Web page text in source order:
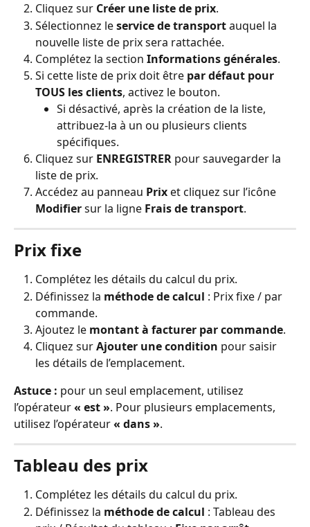
Cliquez sur Créer une liste de prix.
Sélectionnez le service de transport auquel la
nouvelle liste de prix sera rattachée.
Complétez la section Informations générales.
Si cette liste de prix doit être par défaut pour
TOUS les clients, activez le bouton.
Si désactivé, après la création de la liste,
attribuez-la à un ou plusieurs clients
spécifiques.
Cliquez sur ENREGISTRER pour sauvegarder la
liste de prix.
Accédez au panneau Prix et cliquez sur l’icône
Modifier sur la ligne Frais de transport.
Prix fixe
Complétez les détails du calcul du prix.
Définissez la méthode de calcul : Prix fixe / par
commande.
Ajoutez le montant à facturer par commande.
Cliquez sur Ajouter une condition pour saisir
les détails de l’emplacement.
Astuce : pour un seul emplacement, utilisez
l’opérateur « est ». Pour plusieurs emplacements,
utilisez l’opérateur « dans ».
Tableau des prix
Complétez les détails du calcul du prix.
Définissez la méthode de calcul : Tableau des